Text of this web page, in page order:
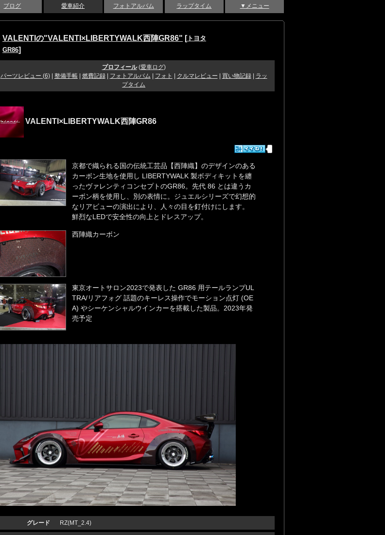
ブログ 愛車紹介 フォトアルバム ラップタイム ▼メニュー
VALENTIの"VALENTI×LIBERTYWALK西陣GR86" [ トヨタ
GR86]
プロフィール(愛車ログ)
パーツレビュー (6)| 整備手帳| 燃費記録| フォトアルバム フォト クルマレビュー 買い物記録|
ラッ
プタイム
VALENTI×LIBERTYWALK西陣GR86
京都で織られる国の伝統工芸品【西陣織】のデザインのある
カーボン生地を使用し LIBERTYWALK 製ボディキットを纏
ったヴァレンティコンセプトのGR86。先代 86 とは違うカ
ーボン柄を使用し、別の表情に。ジュエルシリーズで幻想的
なリアビューの演出により、人々の目を釘付けにします。
鮮烈なLEDで安全性の向上とドレスアップ。
西陣織カーボン
東京オートサロン2023で発表した GR86 用テールランプUL
TRA/リアフォグ 話題のキーレス操作でモーション点灯 (OE
A) やシーケンシャルウインカーを搭載した製品。2023年発
売予定
グレード RZ(MT_2.4)